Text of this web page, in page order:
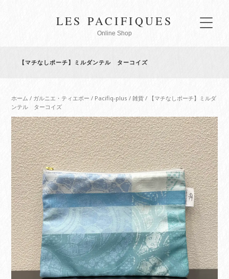
LES PACIFIQUES
Online Shop
【マチなしポーチ】ミルダンテル ターコイズ
ホーム / ガルニエ・ティエボー / Pacifiq-plus /雑貨 / 【マチなしポーチ】ミルダ
ンテル ターコイズ